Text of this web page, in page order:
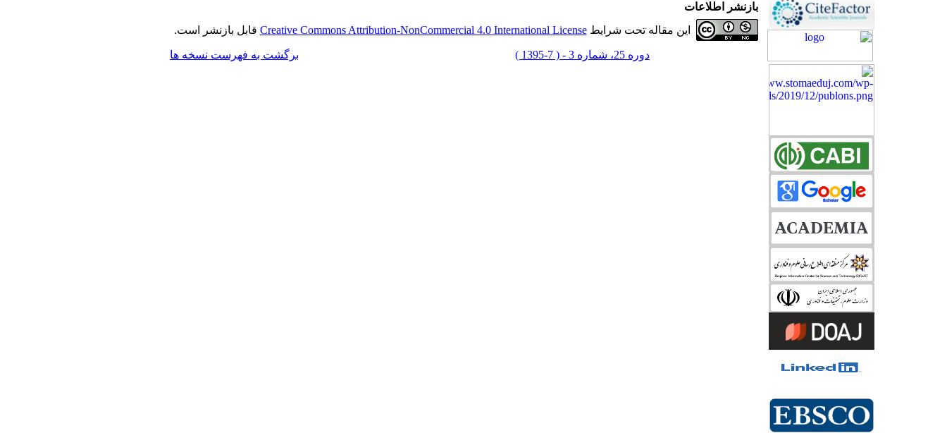
بازنشر اطلاعات
این مقاله تحت شرایطCreative Commons Attribution-NonCommercial 4.0 International License قابل بازنشر است.
دوره 25، شماره 3 - ( 7-1395 ) برگشت به فهرست نسخه ها